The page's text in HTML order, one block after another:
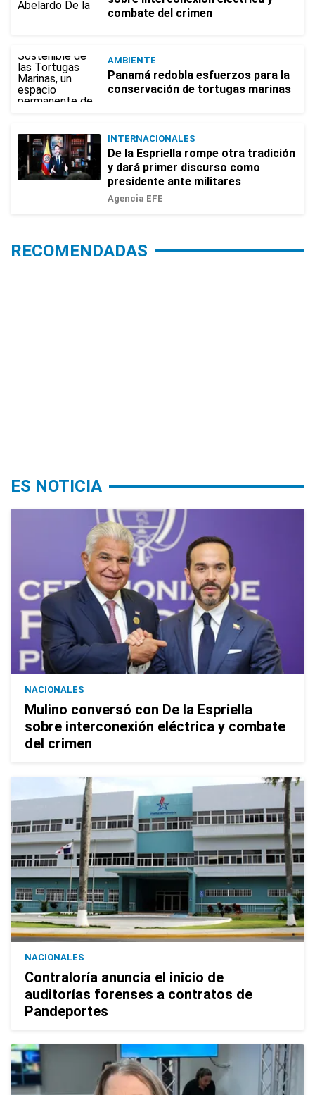
combate del crimen
AMBIENTE
Panamá redobla esfuerzos para la
conservación de tortugas marinas
INTERNACIONALES
De la Espriella rompe otra tradición
y dará primer discurso como
presidente ante militares
Agencia EFE
RECOMENDADAS
ES NOTICIA
NACIONALES
Mulino conversó con De la Espriella
sobre interconexión eléctrica y combate
del crimen
NACIONALES
Contraloría anuncia el inicio de
auditorías forenses a contratos de
Pandeportes